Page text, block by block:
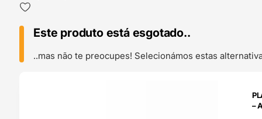
Este produto está esgotado..
..mas não te preocupes! Selecionámos estas
–